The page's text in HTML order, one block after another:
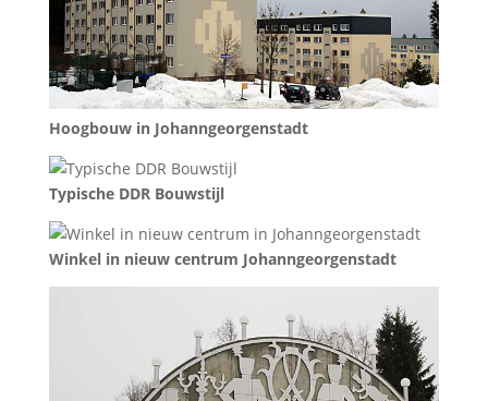
Hoogbouw in Johanngeorgenstadt
Typische DDR Bouwstijl
Winkel in nieuw centrum Johanngeorgenstadt